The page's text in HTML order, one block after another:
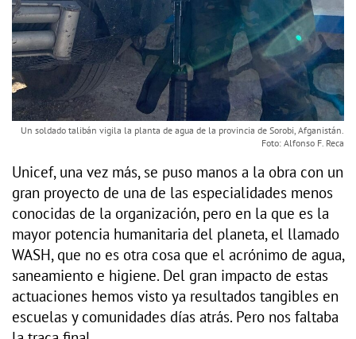
Un soldado talibán vigila la planta de agua de la provincia de Sorobi, Afganistán.
Foto: Alfonso F. Reca
Unicef, una vez más, se puso manos a la obra con un
gran proyecto de una de las especialidades menos
conocidas de la organización, pero en la que es la
mayor potencia humanitaria del planeta, el llamado
WASH, que no es otra cosa que el acrónimo de agua,
saneamiento e higiene. Del gran impacto de estas
actuaciones hemos visto ya resultados tangibles en
escuelas y comunidades días atrás. Pero nos faltaba